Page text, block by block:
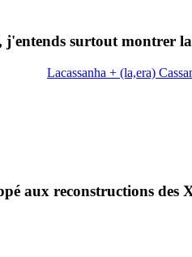
j'entends surtout montrer
Lacassanha + (la,era)
aux reconstructions